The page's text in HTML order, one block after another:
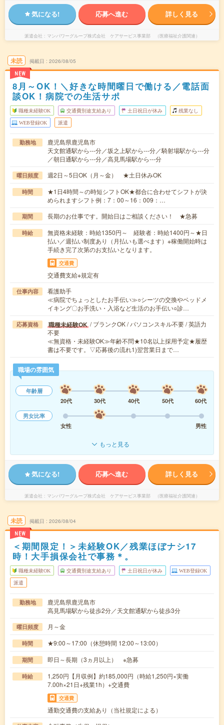
気になる! 応募へ進む 詳しく見る
派遣会社 マンパワーグループ株式会社 ケアサービス事業部 （医療福祉介護関連）
未読
NEW
掲載日 2026/08/05
8月～OK！＼好きな時間曜日で働ける／電話面
談OK！病院での生活サポ
職種未経験OK 交通費別途支給あり 土日祝日が休み 残業なし
WEB登録OK 派遣
勤務地
鹿児島県鹿児島市
天文館通駅から---分／坂之上駅から---分／騎射場駅から---分
／朝日通駅から---分／高見馬場駅から---分
曜日頻度 週2日～5日OK（月～金） ★土日休みOK
時間
★1日4時間～の時短シフトOK★都合に合わせてシフトが決
められますシフト例：7：00～16：009：…
期間 長期のお仕事です。開始日はご相談ください！ ★急募
時給
無資格未経験：時給1350円～ 経験者：時給1400円～★日
払い／週払い制度あり（月払いも選べます）※稼働開始時は
手続き完了次第のお支払いとなります。
交通費
交通費支給※規定有
仕事内容
看護助手
≪病院でちょっとしたお手伝い≫○シーツの交換やベッドメ
イキング〇お手洗い・入浴など生活のお手伝い○診…
応募資格 職種未経験OK / ブランクOK / パソコンスキル不要 / 英語力
不要
≪無資格・未経験OK≫年齢不問★10名以上採用予定★履歴
書は不要です。▽応募後の流れ1)翌営業日まで…
職場の雰囲気
年齢層
20代
30代 40代 50代
60代
男女比率
女性
男性
もっと見る
気になる! 応募へ進む 詳しく見る
派遣会社 マンパワーグループ株式会社 ケアサービス事業部 （医療福祉介護関連）
未読
NEW
掲載日 2026/08/04
＜期間限定！＞未経験OK／残業ほぼナシ17
時！大手損保会社で事務＊。
職種未経験OK 交通費別途支給あり 土日祝日が休み WEB登録OK
派遣
勤務地
鹿児島県鹿児島市
高見馬場駅から徒歩2分／天文館通駅から徒歩3分
曜日頻度 月～金
時間 ★9:00～17:00（休憩時間 12:00～13:00）
期間 即日～長期（3ヵ月以上） ※急募
時給
1,250円【月収例】約185,000円（時給1,250円×実働
7.00h×21日+残業1h）+交通費
交通費
通勤交通費の支給あり（当社規定による）